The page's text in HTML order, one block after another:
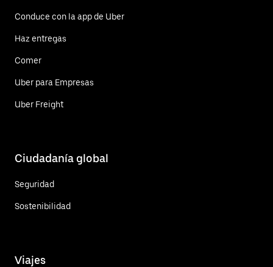
Conduce con la app de Uber
Haz entregas
Comer
Uber para Empresas
Uber Freight
Ciudadanía global
Seguridad
Sostenibilidad
Viajes